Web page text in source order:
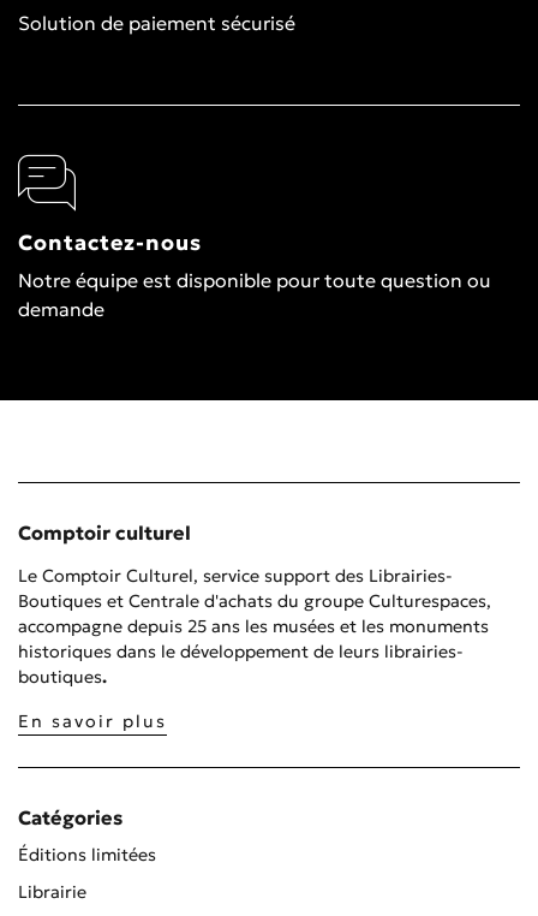
Solution de paiement sécurisé
Contactez-nous
Notre équipe est disponible pour toute question ou
demande
Comptoir culturel
Le Comptoir Culturel, service support des Librairies-
Boutiques et Centrale d'achats du groupe Culturespaces,
accompagne depuis 25 ans les musées et les monuments
historiques dans le développement de leurs librairies-
boutiques.
En savoir plus
Catégories
Éditions limitées
Librairie